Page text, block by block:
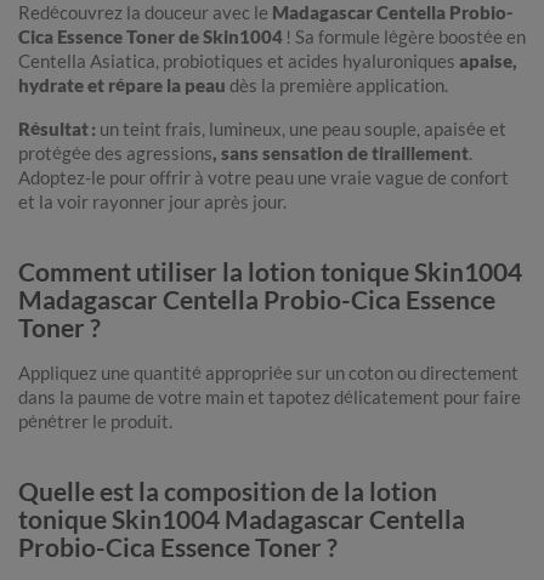
Redécouvrez la douceur avec le Madagascar Centella Probio-
Cica Essence Toner de Skin1004 ! Sa formule légère boostée en
Centella Asiatica, probiotiques et acides hyaluroniques apaise,
hydrate et répare la peau dès la première application.
Résultat : un teint frais, lumineux, une peau souple, apaisée et
protégée des agressions, sans sensation de tiraillement.
Adoptez-le pour offrir à votre peau une vraie vague de confort
et la voir rayonner jour après jour.
Comment utiliser la lotion tonique Skin1004
Madagascar Centella Probio-Cica Essence
Toner ?
Appliquez une quantité appropriée sur un coton ou directement
dans la paume de votre main et tapotez délicatement pour faire
pénétrer le produit.
Quelle est la composition de la lotion
tonique Skin1004 Madagascar Centella
Probio-Cica Essence Toner ?